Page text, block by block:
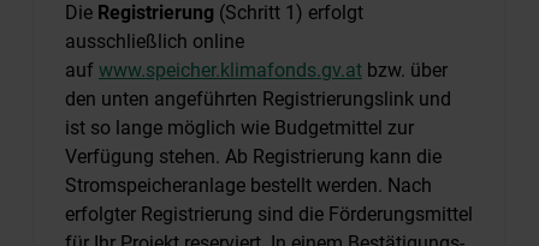
Die Registrierung (Schritt 1) erfolgt
ausschließlich online
auf www.speicher.klimafonds.gv.at bzw. über
den unten angeführten Registrierungslink und
ist so lange möglich wie Budgetmittel zur
Verfügung stehen. Ab Registrierung kann die
Stromspeicheranlage bestellt werden. Nach
erfolgter Registrierung sind die Förderungsmittel